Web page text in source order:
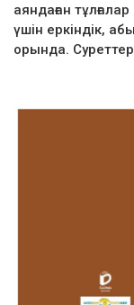
аяндаған
үшін еркіндік,
орында.